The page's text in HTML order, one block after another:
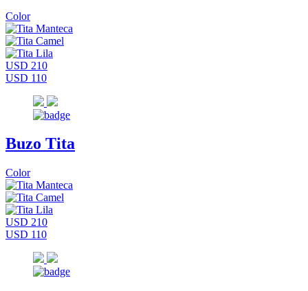
Color
USD 210
USD 110
Buzo Tita
Color
USD 210
USD 110